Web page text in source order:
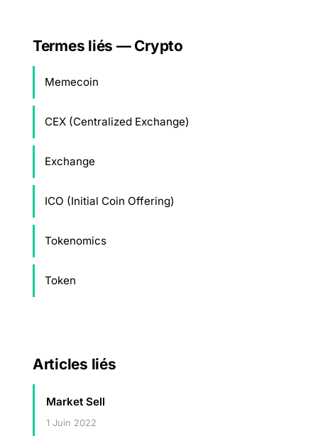
Termes liés — Crypto
Memecoin
CEX (Centralized Exchange)
Exchange
ICO (Initial Coin Offering)
Tokenomics
Token
Articles liés
Market Sell
1 Juin 2022